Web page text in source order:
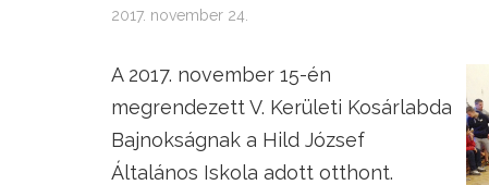
2017. november 24.
A 2017. november 15-én
megrendezett V. Kerületi Kosárlabda
Bajnokságnak a Hild József
Általános Iskola adott otthont.